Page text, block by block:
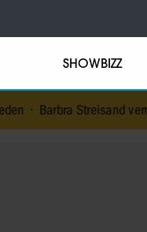
SHOWBIZZ
verrast op 84-